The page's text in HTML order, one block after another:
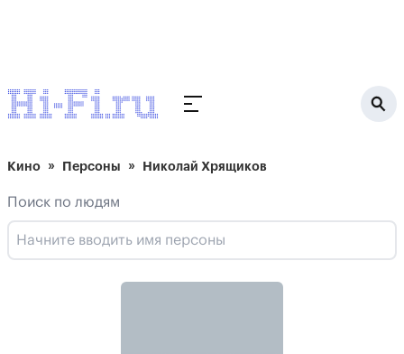
Кино Персоны Николай Хрящиков
Поиск по людям